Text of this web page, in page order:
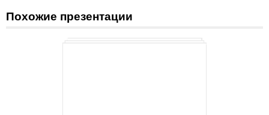
Похожие презентации